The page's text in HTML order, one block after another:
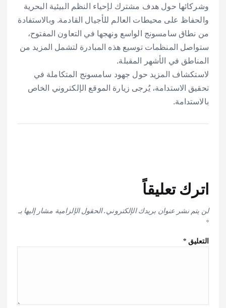
وشركائها حول هدف مشترك لإحياء النظم البيئية البحرية
والحفاظ على محيطات العالم للأجيال القادمة. وبالاستفادة
من نطاق سامسونج الواسع ونهجها في التعاون المفتوح،
ستواصل المنظمات توسيع هذه المبادرة لتشمل المزيد من
المناطق في الأشهر المقبلة.
لاستكشاف المزيد حول جهود سامسونج المتكاملة في
تحقيق الاستدامة، يُرجى زيارة الموقع الإلكتروني الخاص
بالاستدامة.
اترك تعليقاً
لن يتم نشر عنوان بريدك الإلكتروني.الحقول الإلزامية مشار إليها بـ
*
التعليق*